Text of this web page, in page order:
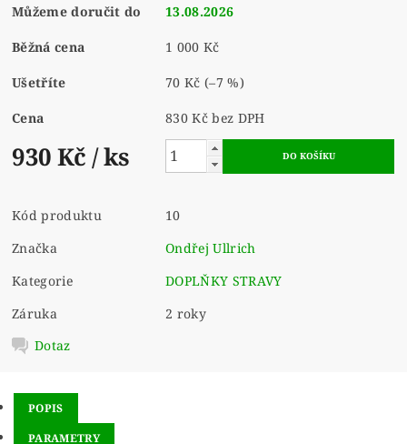
Můžeme doručit do 13.08.2026
Běžná cena 1 000 Kč
Ušetříte 70 Kč(–7 %)
Cena 830 Kč bez DPH
930 Kč / ks
Kód produktu
10
Značka
Ondřej Ullrich
Kategorie
DOPLŇKY STRAVY
Záruka
2 roky
Dotaz
POPIS
PARAMETRY